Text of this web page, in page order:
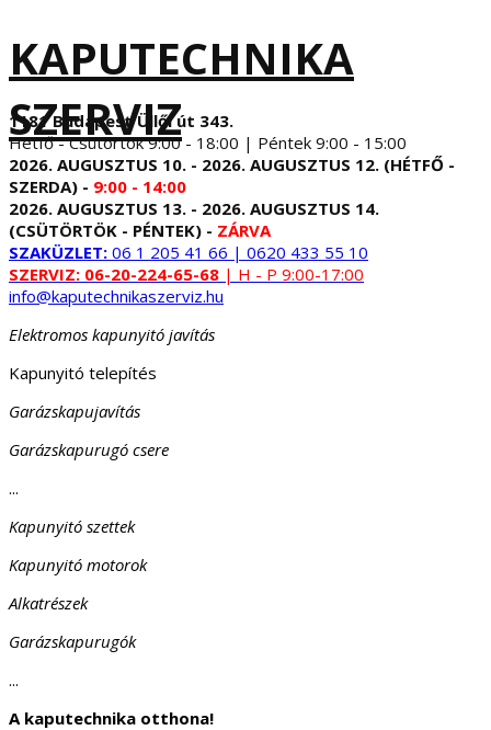
KAPUTECHNIKA
SZERVIZ
1181 Budapest Üllői út 343.
Hétfő - Csütörtök 9:00 - 18:00 | Péntek 9:00 - 15:00
2026. AUGUSZTUS 10. - 2026. AUGUSZTUS 12. (HÉTFŐ -
SZERDA) - 9:00 - 14:00
2026. AUGUSZTUS 13. - 2026. AUGUSZTUS 14.
(CSÜTÖRTÖK - PÉNTEK) - ZÁRVA
SZAKÜZLET: 06 1 205 41 66 | 0620 433 55 10
SZERVIZ: 06-20-224-65-68 | H - P 9:00-17:00
info@kaputechnikaszerviz.hu
Elektromos kapunyitó javítás
Kapunyitó telepítés
Garázskapujavítás
Garázskapurugó csere
...
Kapunyitó szettek
Kapunyitó motorok
Alkatrészek
Garázskapurugók
...
A kaputechnika otthona!